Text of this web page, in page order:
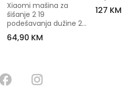
Xiaomi mašina za
šišanje 2 19
podešavanja dužine 2
brzine
64,90 KM
cesalj,
rada,
127 KM